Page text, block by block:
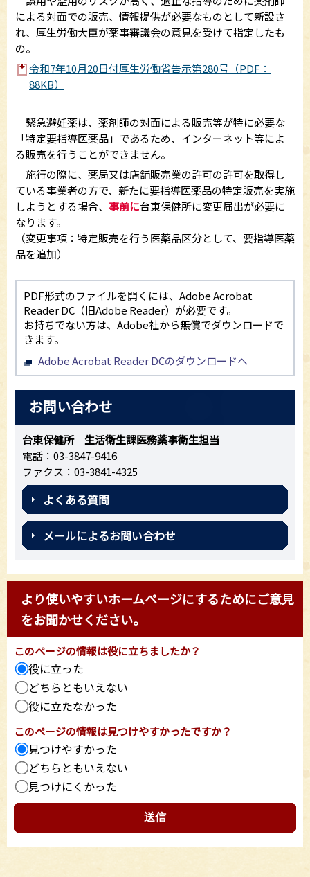
による対面での販売、情報提供が必要なものとして新設さ
れ、厚生労働大臣が薬事審議会の意見を受けて指定したも
の。
令和7年10月20日付厚生労働省告示第280号（PDF：
88KB）
緊急避妊薬は、薬剤師の対面による販売等が特に必要な
「特定要指導医薬品」であるため、インターネット等によ
る販売を行うことができません。
施行の際に、薬局又は店舗販売業の許可の許可を取得し
ている事業者の方で、新たに要指導医薬品の特定販売を実施
しようとする場合、 事前に台東保健所に変更届出が必要に
なります。
（変更事項：特定販売を行う医薬品区分として、要指導医薬
品を追加）
PDF形式のファイルを開くには、Adobe Acrobat
Reader DC（旧Adobe Reader）が必要です。
お持ちでない方は、Adobe社から無償でダウンロードで
きます。
Adobe Acrobat Reader DCのダウンロードへ
お問い合わせ
台東保健所 生活衛生課医務薬事衛生担当
電話：03-3847-9416
ファクス：03-3841-4325
よくある質問
メールによるお問い合わせ
より使いやすいホームページにするためにご意見
をお聞かせください。
このページの情報は役に立ちましたか？
役に立った
どちらともいえない
役に立たなかった
このページの情報は見つけやすかったですか？
見つけやすかった
どちらともいえない
見つけにくかった